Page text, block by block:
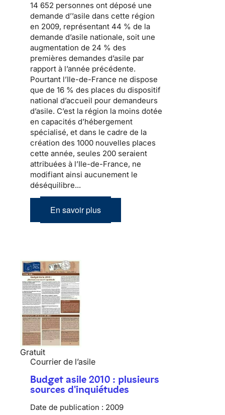
14 652 personnes ont déposé une
demande d’’asile dans cette région
en 2009, représentant 44 % de la
demande d’asile nationale, soit une
augmentation de 24 % des
premières demandes d’asile par
rapport à l’année précédente.
Pourtant l’Ile-de-France ne dispose
que de 16 % des places du dispositif
national d’accueil pour demandeurs
d’asile. C’est la région la moins dotée
en capacités d’hébergement
spécialisé, et dans le cadre de la
création des 1000 nouvelles places
cette année, seules 200 seraient
attribuées à l’Ile-de-France, ne
modifiant ainsi aucunement le
déséquilibre...
En savoir plus
Gratuit
Courrier de l’asile
Budget asile 2010 : plusieurs
sources d'inquiétudes
Date de publication : 2009